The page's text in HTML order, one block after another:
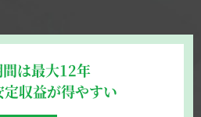
は最大12年
収益が得やすい